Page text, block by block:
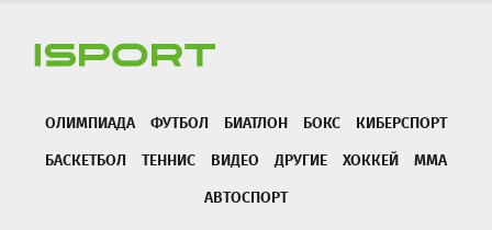
ОЛИМПИАДА ФУТБОЛ БИАТЛОН БОКС
КИБЕРСПОРТ
БАСКЕТБОЛ
ТЕННИС ВИДЕО ДРУГИЕ ХОККЕЙ
ММА
АВТОСПОРТ